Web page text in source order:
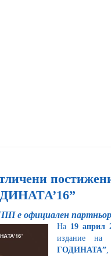
е официален
На 19 април
издание на
ГОДИНАТА”